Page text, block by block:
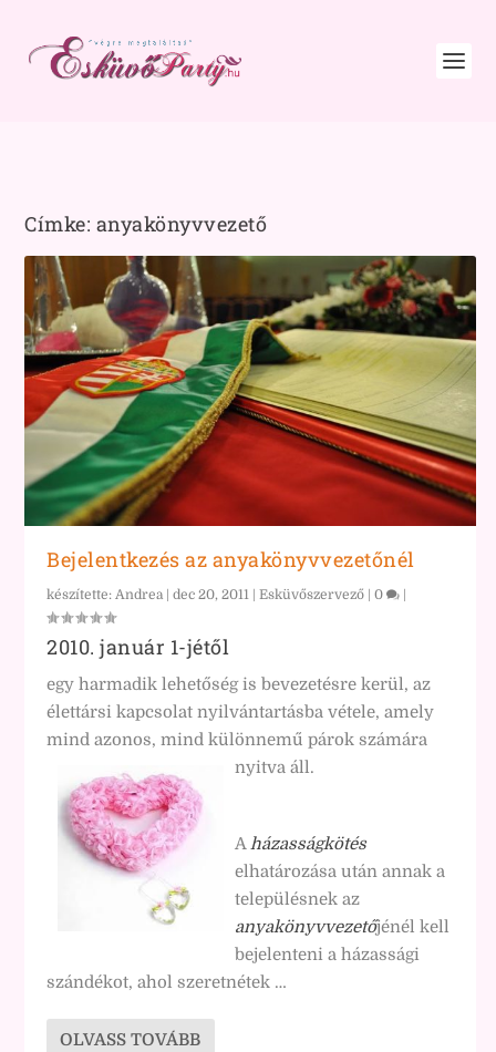
Címke: anyakönyvvezető
Bejelentkezés az anyakönyvvezetőnél
készítette:Andrea |dec 20, 2011 |Esküvőszervező |0
2010. január 1-jétől
egy harmadik lehetőség is bevezetésre kerül, az
élettársi kapcsolat nyilvántartásba vétele, amely
mind azonos, mind különnemű párok számára
nyitva áll.
Aházasságkötés
elhatározása után annak a
településnek az
anyakönyvvezetőjénél kell
bejelenteni a házassági
szándékot, ahol szeretnétek …
OLVASS TOVÁBB